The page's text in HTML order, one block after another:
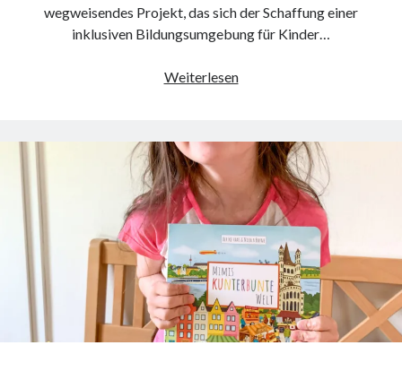
wegweisendes Projekt, das sich der Schaffung einer
inklusiven Bildungsumgebung für Kinder…
WeiterlesenEmpowerment
Die
LVR
Inklusion
Kita
als
Vorreiter
für
inklusive
Bildung